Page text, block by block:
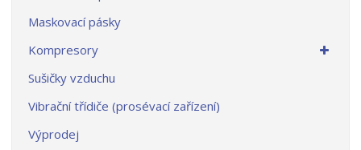
Maskovací pásky
Kompresory
Sušičky vzduchu
Vibrační třídiče (prosévací zařízení)
Výprodej